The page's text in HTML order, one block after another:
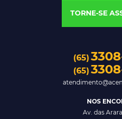
TORNE-SE
(65)
(65)
NOS
Av. das